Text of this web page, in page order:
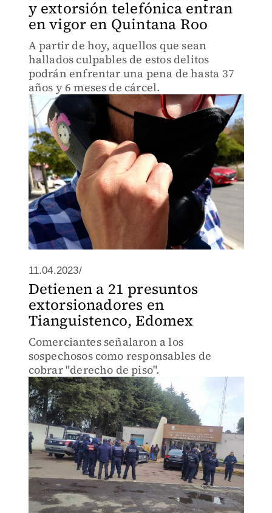
y extorsión telefónica entran
en vigor en Quintana Roo
A partir de hoy, aquellos que sean
hallados culpables de estos delitos
podrán enfrentar una pena de hasta 37
años y 6 meses de cárcel.
11.04.2023/
Detienen a 21 presuntos
extorsionadores en
Tianguistenco, Edomex
Comerciantes señalaron a los
sospechosos como responsables de
cobrar "derecho de piso".